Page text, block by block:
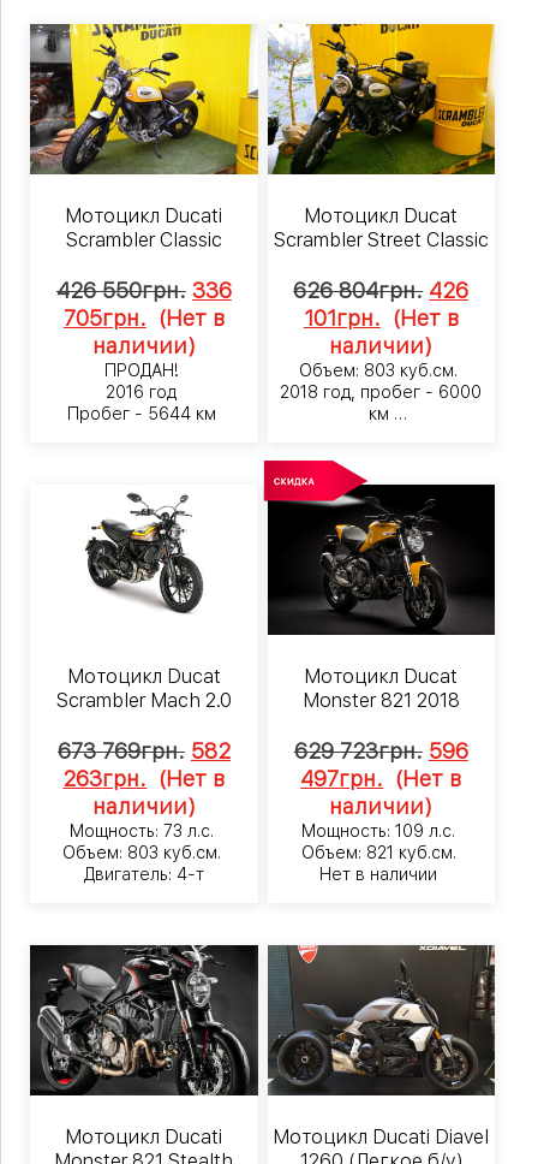
Мотоцикл Ducati
Scrambler Classic
426 550грн. 336
705грн. (Нет в
наличии)
ПРОДАН!
2016 год
Пробег - 5644 км
Мотоцикл Ducat
Scrambler Street Classic
626 804грн. 426
101грн. (Нет в
наличии)
Объем: 803 куб.см.
2018 год, пробег - 6000
км
Мотоцикл Ducat
Scrambler Mach 2.0
673 769грн. 582
263грн. (Нет в
наличии)
Мощность: 73 л.с.
Объем: 803 куб.см.
Двигатель: 4-т
Мотоцикл Ducat
Monster 821 2018
629 723грн. 596
497грн. (Нет в
наличии)
Мощность: 109 л.с.
Объем: 821 куб.см.
Нет в наличии
Мотоцикл Ducati
Мотоцикл Ducati Diavel